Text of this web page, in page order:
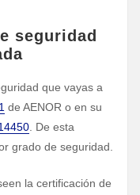
seguridad
que vayas a
de AENOR o en su
. De esta
grado de seguridad.
la certificación de